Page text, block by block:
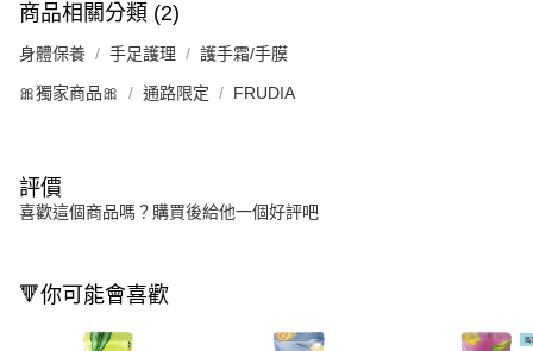
商品相關分類 (2)
身體保養 手足護理 護手霜/手膜
🎀獨家商品🎀 通路限定 FRUDIA
評價
喜歡這個商品嗎？購買後給他一個好評吧
🔻你可能會喜歡